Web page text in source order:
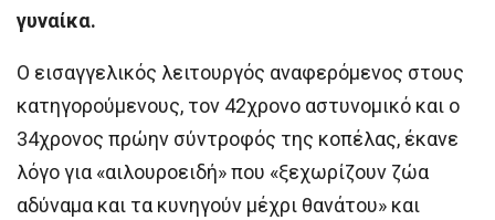
γυναίκα.
Ο εισαγγελικός λειτουργός αναφερόμενος στους
κατηγορούμενους, τον 42χρονο αστυνομικό και ο
34χρονος πρώην σύντροφός της κοπέλας, έκανε
λόγο για «αιλουροειδή» που «ξεχωρίζουν ζώα
αδύναμα και τα κυνηγούν μέχρι θανάτου» και